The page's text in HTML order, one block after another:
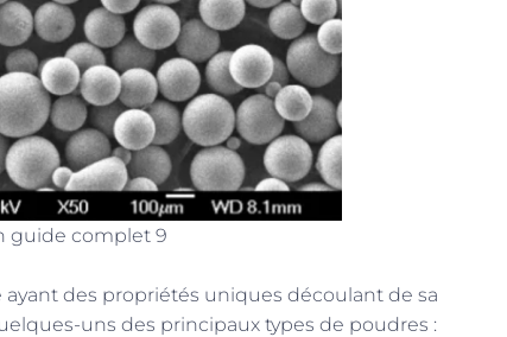
guide complet 9
des propriétés uniques découlant de sa
uns des principaux types de poudres :